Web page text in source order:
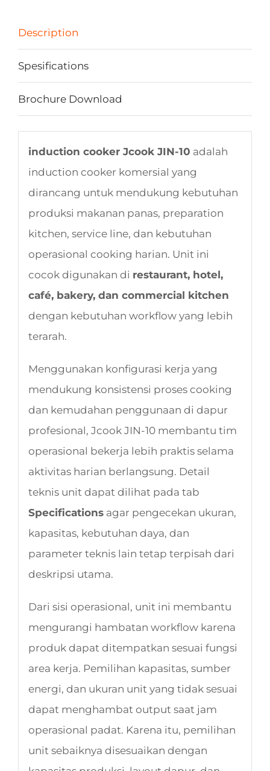
Description
Spesifications
Brochure Download
induction cooker Jcook JIN-10 adalah
induction cooker komersial yang
dirancang untuk mendukung kebutuhan
produksi makanan panas, preparation
kitchen, service line, dan kebutuhan
operasional cooking harian. Unit ini
cocok digunakan di restaurant, hotel,
café, bakery, dan commercial kitchen
dengan kebutuhan workflow yang lebih
terarah.
Menggunakan konfigurasi kerja yang
mendukung konsistensi proses cooking
dan kemudahan penggunaan di dapur
profesional, Jcook JIN-10 membantu tim
operasional bekerja lebih praktis selama
aktivitas harian berlangsung. Detail
teknis unit dapat dilihat pada tab
Specificationsagar pengecekan ukuran,
kapasitas, kebutuhan daya, dan
parameter teknis lain tetap terpisah dari
deskripsi utama.
Dari sisi operasional, unit ini membantu
mengurangi hambatan workflow karena
produk dapat ditempatkan sesuai fungsi
area kerja. Pemilihan kapasitas, sumber
energi, dan ukuran unit yang tidak sesuai
dapat menghambat output saat jam
operasional padat. Karena itu, pemilihan
unit sebaiknya disesuaikan dengan